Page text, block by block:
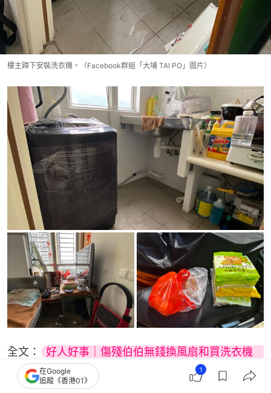
樓主蹲下安裝洗衣機。（Facebook群組「大埔 TAI PO」圖片）
全文：
好人好事｜傷殘伯伯無錢換風扇和買洗衣機
大埔男出錢出力獲激讚
在Google
追蹤《香港01》
1